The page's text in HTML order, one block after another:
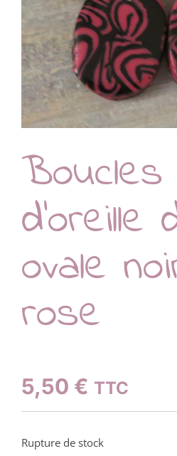
Boucles
d’oreille
ovale
rose
5,50 € TTC
Rupture de stock